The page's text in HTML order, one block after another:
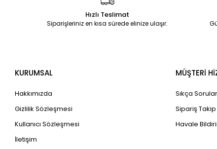
Hızlı Teslimat
Siparişleriniz en kısa sürede elinize ulaşır.
KURUMSAL
Hakkımızda
Gizlilik Sözleşmesi
Kullanıcı Sözleşmesi
İletişim
MÜŞTERİ
Sıkça
Sipariş Takip
Havale